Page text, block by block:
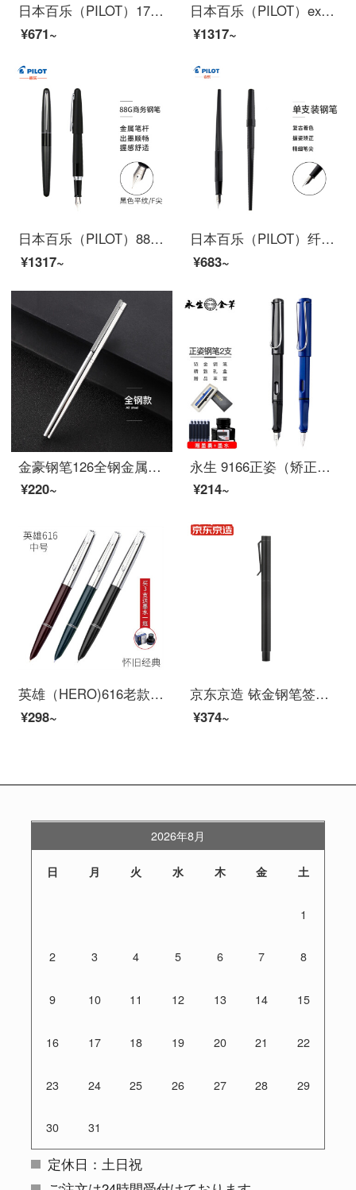
日本百乐（PILOT）17G钢笔套装配墨水怀旧礼盒学生用成人练字送礼灌墨式F咀 红AMS17G3FR-I30B
¥671~
日本百乐（PILOT）explorer探索者钢笔 单支装(配上墨器)M尖粉沙滩FP-EX1-M-MP(618活动专供)
¥1317~
日本百乐（PILOT）88G钢笔学生书法练字笔 商务签字笔（含旋转上墨器）金属笔杆 黑色平纹 F尖
¥1317~
日本百乐（PILOT）纤扬长笔杆钢笔 男女手绘速写练字学生成人钢笔 EF尖 黑色 DPP-70-B-EF原装进口
¥683~
金豪钢笔126全钢金属银色黑色学生男女孩成人商务日常写字书法练字铱金笔墨水笔吸墨器墨囊两用口径2.6 126钢笔简装（全钢） 暗尖0.38MM
¥220~
永生 9166正姿（矫正握姿）两支装墨囊墨水两用钢笔套装 学生硬笔书法练字办公签字笔铱金钢笔 黑色F+蓝色EF
¥214~
英雄（HERO)616老款钢笔经典老式中号小号复古练字男女学生通用中细尖329美工笔330上海原厂 616中号随机颜色3支装0.5mm
¥298~
京东京造 铱金钢笔签字笔墨水笔 EF尖 金属钢笔套装配四只墨囊 墨水黑色 钢笔黑色
¥374~
2026年8月
日 月 火 水 木 金 土
1
2 3 4 5 6 7 8
9 10 11 12 13 14 15
16 17 18 19 20 21 22
23 24 25 26 27 28 29
30 31
定休日：土日祝